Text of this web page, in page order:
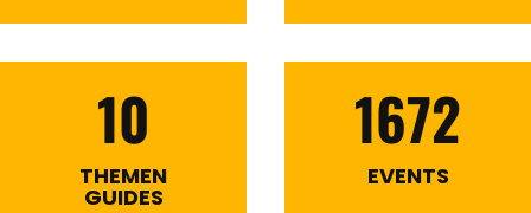
10
THEMEN
GUIDES
1672
EVENTS